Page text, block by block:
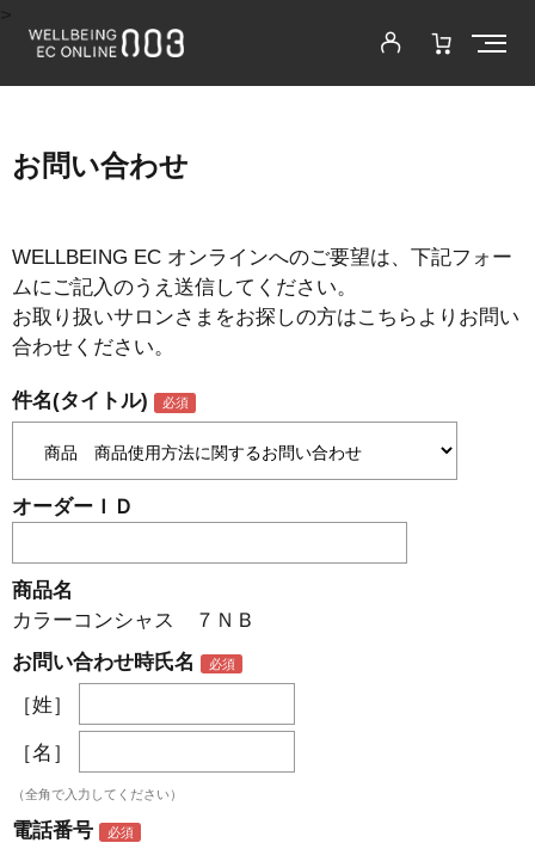
お問い合わせ
WELLBEING EC オンラインへのご要望は、下記フォー
ムにご記入のうえ送信してください。
お取り扱いサロンさまをお探しの方はこちらよりお問い
合わせください。
件名(タイトル)
オーダーＩＤ
商品名
カラーコンシャス ７ＮＢ
お問い合わせ時氏名
［姓］
［名］
（全角で入力してください）
電話番号